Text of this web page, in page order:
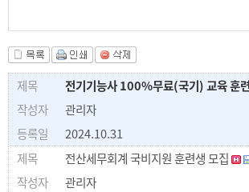
전기기능사 100%무료(국기) 교육 훈
관리자
2024.10.31
전산세무회계 국비지원 훈련생 모집
관리자